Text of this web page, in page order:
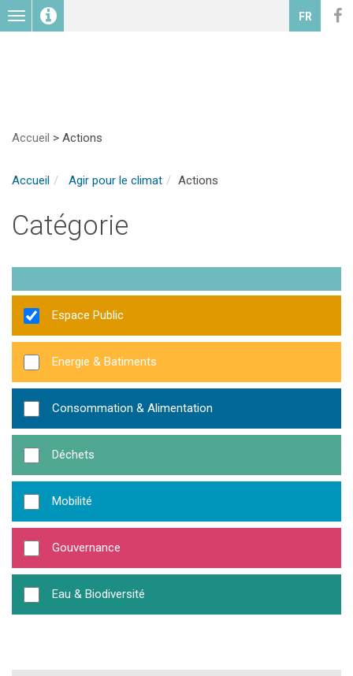
Toggle
navigation
FR
Accueil > Actions
Accueil Agir pour le climat Actions
Catégorie
Espace Public
Energie & Batiments
Consommation & Alimentation
Déchets
Mobilité
Gouvernance
Eau & Biodiversité